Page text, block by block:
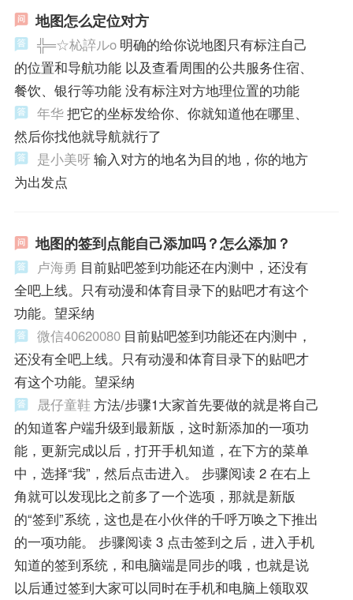
地图怎么定位对方
╬═☆杺誶ルo 明确的给你说地图只有标注自己
的位置和导航功能 以及查看周围的公共服务住宿、
餐饮、银行等功能 没有标注对方地理位置的功能
年华把它的坐标发给你、你就知道他在哪里、
然后你找他就导航就行了
是小美呀 输入对方的地名为目的地，你的地方
为出发点
地图的签到点能自己添加吗？怎么添加？
卢海勇 目前贴吧签到功能还在内测中，还没有
全吧上线。只有动漫和体育目录下的贴吧才有这个
功能。望采纳
微信40620080 目前贴吧签到功能还在内测中，
还没有全吧上线。只有动漫和体育目录下的贴吧才
有这个功能。望采纳
晟仔童鞋 方法/步骤1大家首先要做的就是将自己
的知道客户端升级到最新版，这时新添加的一项功
能，更新完成以后，打开手机知道，在下方的菜单
中，选择“我”，然后点击进入。 步骤阅读 2 在右上
角就可以发现比之前多了一个选项，那就是新版
的“签到”系统，这也是在小伙伴的千呼万唤之下推出
的一项功能。 步骤阅读 3 点击签到之后，进入手机
知道的签到系统，和电脑端是同步的哦，也就是说
以后通过签到大家可以同时在手机和电脑上领取双